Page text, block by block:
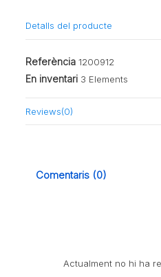
Detalls del producte
Referència 1200912
En inventari 3 Elements
Reviews(0)
Comentaris (0)
Actualment no hi ha